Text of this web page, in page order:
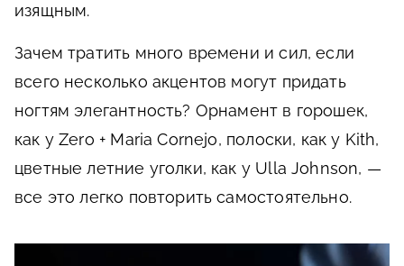
изящным.
Зачем тратить много времени и сил, если
всего несколько акцентов могут придать
ногтям элегантность? Орнамент в горошек,
как у Zero + Maria Cornejo, полоски, как у Kith,
цветные летние уголки, как у Ulla Johnson, —
все это легко повторить самостоятельно.